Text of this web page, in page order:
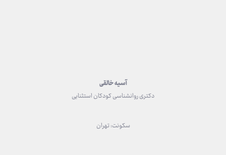
آسیه خالقی
دکتری روانشناسی کودکان استثنایی
سکونت: تهران